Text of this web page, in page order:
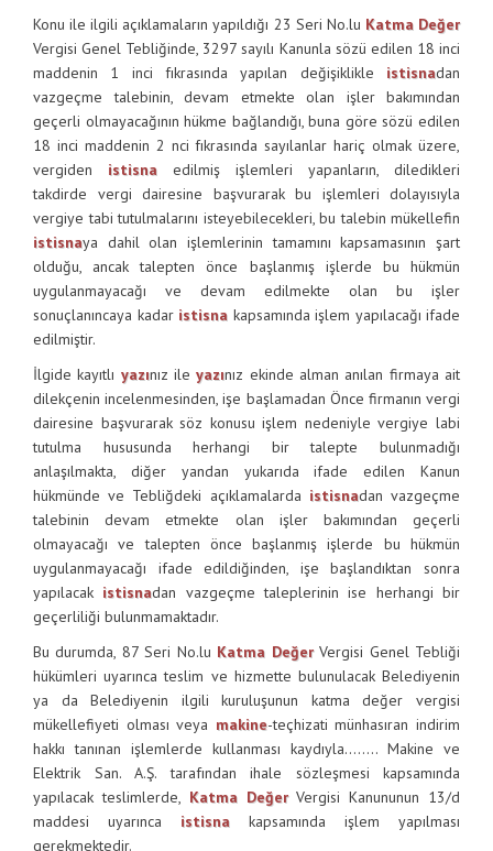
Konu ile ilgili açıklamaların yapıldığı 23 Seri No.lu Katma Değer
Vergisi Genel Tebliğinde, 3297 sayılı Kanunla sözü edilen 18 inci
maddenin 1 inci fıkrasında yapılan değişiklikle istisnadan
vazgeçme talebinin, devam etmekte olan işler bakımından
geçerli olmayacağının hükme bağlandığı, buna göre sözü edilen
18 inci maddenin 2 nci fıkrasında sayılanlar hariç olmak üzere,
vergiden istisna edilmiş işlemleri yapanların, diledikleri
takdirde vergi dairesine başvurarak bu işlemleri dolayısıyla
vergiye tabi tutulmalarını isteyebilecekleri, bu talebin mükellefin
istisnaya dahil olan işlemlerinin tamamını kapsamasının şart
olduğu, ancak talepten önce başlanmış işlerde bu hükmün
uygulanmayacağı ve devam edilmekte olan bu işler
sonuçlanıncaya kadar istisna kapsamında işlem yapılacağı ifade
edilmiştir.
İlgide kayıtlı yazınız ileyazınız ekinde alman anılan firmaya ait
dilekçenin incelenmesinden, işe başlamadan Önce firmanın vergi
dairesine başvurarak söz konusu işlem nedeniyle vergiye labi
tutulma hususunda herhangi bir talepte bulunmadığı
anlaşılmakta, diğer yandan yukarıda ifade edilen Kanun
hükmünde ve Tebliğdeki açıklamalarda istisnadan vazgeçme
talebinin devam etmekte olan işler bakımından geçerli
olmayacağı ve talepten önce başlanmış işlerde bu hükmün
uygulanmayacağı ifade edildiğinden, işe başlandıktan sonra
yapılacak istisnadan vazgeçme taleplerinin ise herhangi bir
geçerliliği bulunmamaktadır.
Bu durumda, 87 Seri No.lu Katma DeğerVergisi Genel Tebliği
hükümleri uyarınca teslim ve hizmette bulunulacak Belediyenin
ya da Belediyenin ilgili kuruluşunun katma değer vergisi
mükellefiyeti olması veya makine-teçhizati münhasıran indirim
hakkı tanınan işlemlerde kullanması kaydıyla…….. Makine ve
Elektrik San. A.Ş. tarafından ihale sözleşmesi kapsamında
yapılacak teslimlerde, Katma DeğerVergisi Kanununun 13/d
maddesi uyarınca istisna kapsamında işlem yapılması
gerekmektedir.